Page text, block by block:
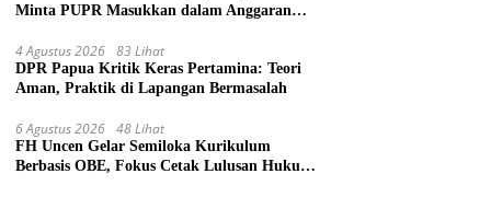
Minta PUPR Masukkan dalam Anggaran
4 Agustus 2026 83 Lihat
DPR Papua Kritik Keras Pertamina: Teori
Aman, Praktik di Lapangan Bermasalah
6 Agustus 2026 48 Lihat
FH Uncen Gelar Semiloka Kurikulum
Berbasis OBE, Fokus Cetak Lulusan Hukum